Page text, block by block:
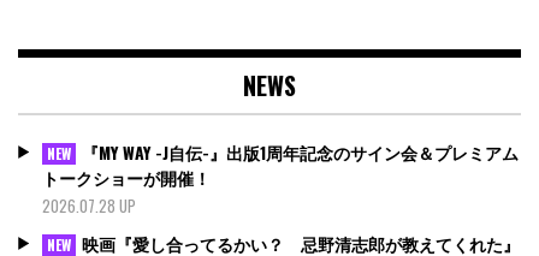
NEWS
NEW
『MY WAY -J自伝-』出版1周年記念のサイン会＆プレミアム
トークショーが開催！
2026.07.28 UP
NEW 映画『愛し合ってるかい？ 忌野清志郎が教えてくれた』